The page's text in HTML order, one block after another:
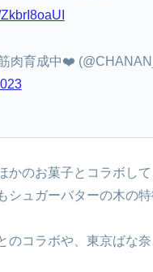
肉育成中❤️‍
かのお菓子とコラボし
シュガーバターの木の特
のコラボや、東京ばな